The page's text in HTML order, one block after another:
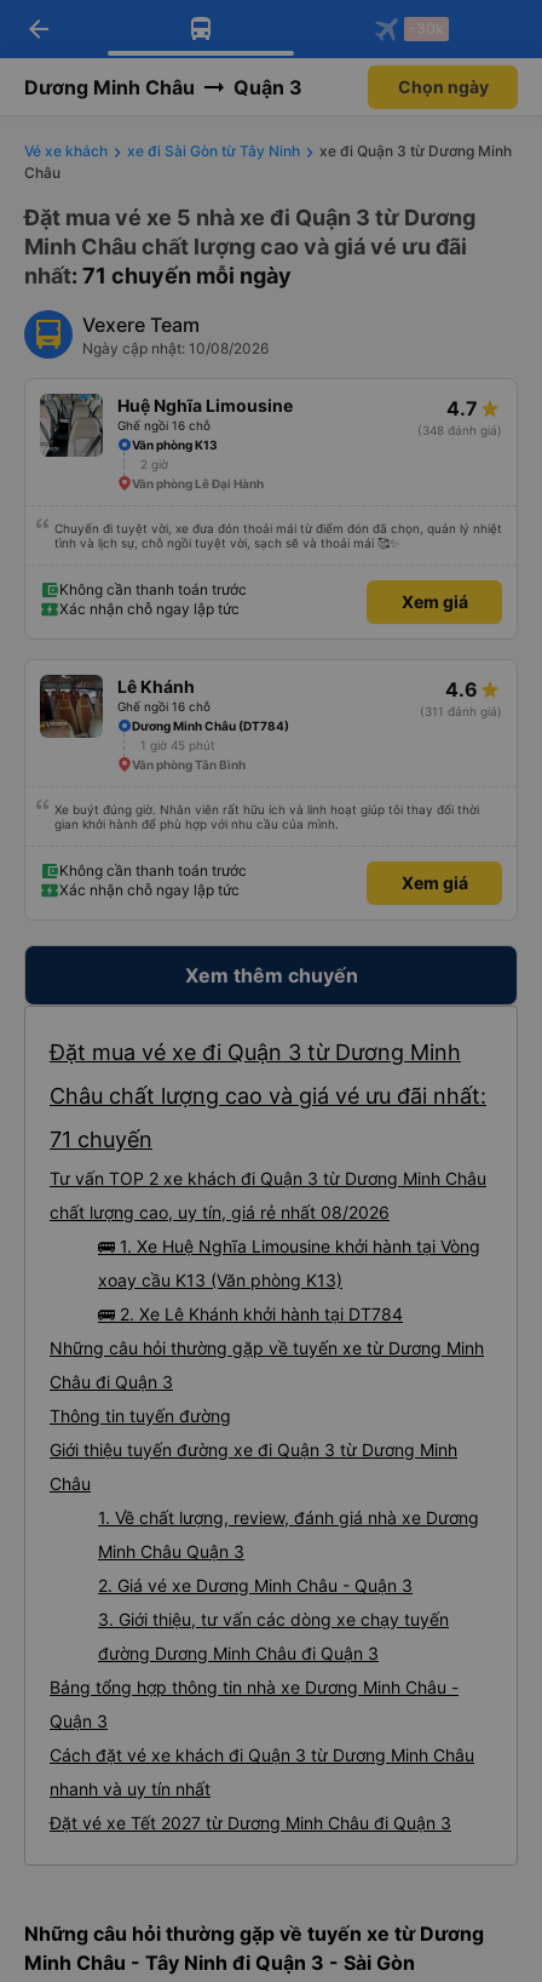
Tải app Vexere ngay!
Nhận ưu đãi thành viên độc
Mở app
Tải app Vexere
-30k/ghế khi đặt vé máy bay qua
Mở app
arrow_back -30k
Dương Minh Châu Quận 3 Chọn ngày
Vé xe khách xe đi Sài Gòn từ Tây Ninh
xe đi Quận 3 từ Dương Minh
Châu
Đặt mua vé xe 5 nhà xe đi Quận 3 từ Dương
Minh Châu chất lượng cao và giá vé ưu đãi
nhất: 71 chuyến mỗi ngày
Vexere Team
Ngày cập nhật: 10/08/2026
Huệ Nghĩa Limousine
Ghế ngồi 16 chỗ
4.7
(348 đánh giá)
Văn phòng K13
2 giờ
Văn phòng Lê Đại Hành
Chuyến đi tuyệt vời, xe đưa đón thoải mái từ điểm đón đã chọn, quản lý nhiệt
tình và lịch sự, chỗ ngồi tuyệt vời, sạch sẽ và thoải mái 🥰✨
Không cần thanh toán trước
Xác nhận chỗ ngay lập tức
Xem giá
Lê Khánh
Ghế ngồi 16 chỗ
4.6
(311 đánh giá)
Dương Minh Châu (DT784)
1 giờ 45 phút
Văn phòng Tân Bình
Xe buýt đúng giờ. Nhân viên rất hữu ích và linh hoạt giúp tôi thay đổi thời
gian khởi hành để phù hợp với nhu cầu của mình.
Không cần thanh toán trước
Xác nhận chỗ ngay lập tức
Xem giá
Xem thêm chuyến
Đặt mua vé xe đi Quận 3 từ Dương Minh
Châu chất lượng cao và giá vé ưu đãi nhất:
71 chuyến
Tư vấn TOP 2 xe khách đi Quận 3 từ Dương Minh Châu
chất lượng cao, uy tín, giá rẻ nhất 08/2026
🚌 1. Xe Huệ Nghĩa Limousine khởi hành tại Vòng
xoay cầu K13 (Văn phòng K13)
🚌 2. Xe Lê Khánh khởi hành tại DT784
Những câu hỏi thường gặp về tuyến xe từ Dương Minh
Châu đi Quận 3
Thông tin tuyến đường
Giới thiệu tuyến đường xe đi Quận 3 từ Dương Minh
Châu
1. Về chất lượng, review, đánh giá nhà xe Dương
Minh Châu Quận 3
2. Giá vé xe Dương Minh Châu - Quận 3
3. Giới thiệu, tư vấn các dòng xe chạy tuyến
đường Dương Minh Châu đi Quận 3
Bảng tổng hợp thông tin nhà xe Dương Minh Châu -
Quận 3
Cách đặt vé xe khách đi Quận 3 từ Dương Minh Châu
nhanh và uy tín nhất
Đặt vé xe Tết 2027 từ Dương Minh Châu đi Quận 3
Những câu hỏi thường gặp về tuyến xe từ Dương
Minh Châu - Tây Ninh đi Quận 3 - Sài Gòn